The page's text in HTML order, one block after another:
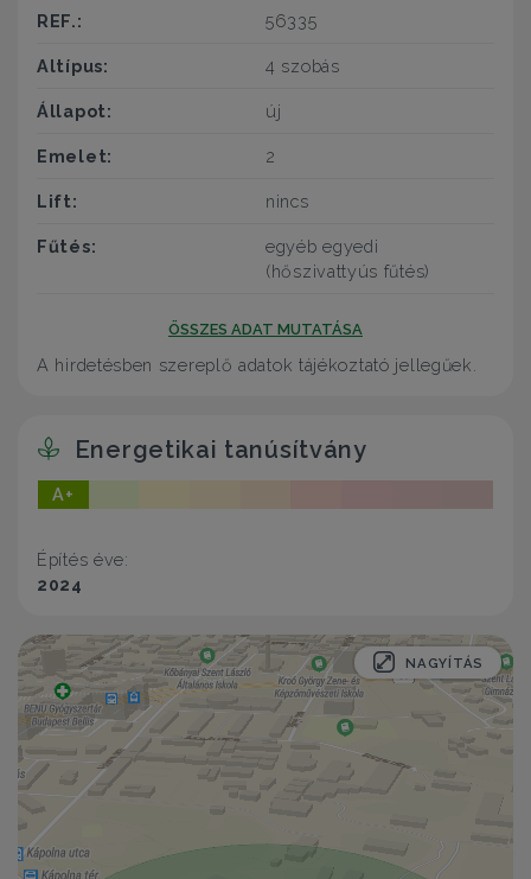
REF.: 56335
Altípus: 4 szobás
Állapot: új
Emelet: 2
Lift: nincs
Fűtés:
egyéb egyedi
(hőszivattyús fűtés)
ÖSSZES ADAT MUTATÁSA
A hirdetésben szereplő adatok tájékoztató jellegűek.
Energetikai tanúsítvány
A+
Építés éve:
2024
NAGYÍTÁS